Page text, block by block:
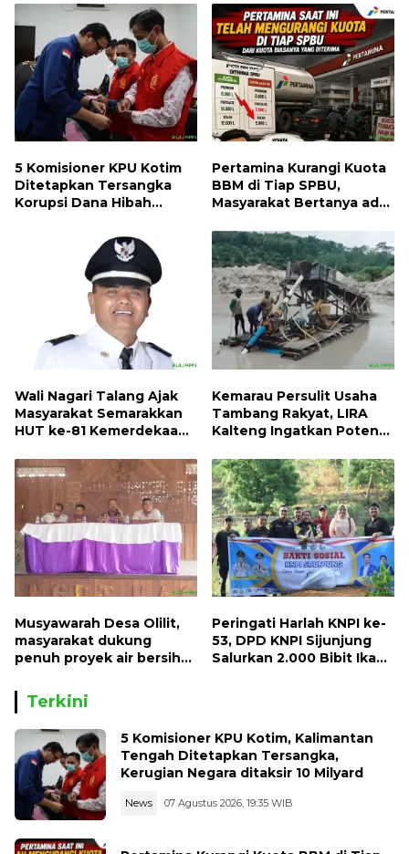
5 Komisioner KPU Kotim
Ditetapkan Tersangka
Korupsi Dana Hibah
ditaksir 10 Milyard
Pertamina Kurangi Kuota
BBM di Tiap SPBU,
Masyarakat Bertanya ada
Wali Nagari Talang Ajak
Masyarakat Semarakkan
HUT ke-81 Kemerdekaan
Bendera Merah Putih
Kemarau Persulit Usaha
Tambang Rakyat, LIRA
Kalteng Ingatkan Potensi
Hidup
Musyawarah Desa Olilit,
masyarakat dukung
penuh proyek air bersih
Peringati Harlah KNPI ke-
53, DPD KNPI Sijunjung
Salurkan 2.000 Bibit Ikan
Terkini
5 Komisioner KPU Kotim, Kalimantan
Tengah Ditetapkan Tersangka,
Kerugian Negara ditaksir 10 Milyard
News 07 Agustus 2026, 19:35 WIB